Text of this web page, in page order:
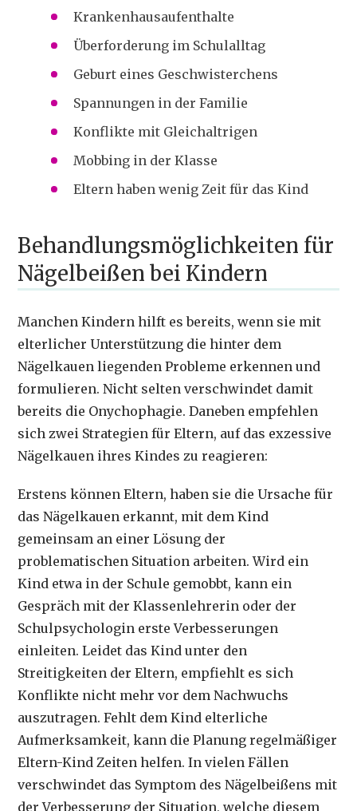
Krankenhausaufenthalte
Überforderung im Schulalltag
Geburt eines Geschwisterchens
Spannungen in der Familie
Konflikte mit Gleichaltrigen
Mobbing in der Klasse
Eltern haben wenig Zeit für das Kind
Behandlungsmöglichkeiten für
Nägelbeißen bei Kindern
Manchen Kindern hilft es bereits, wenn sie mit
elterlicher Unterstützung die hinter dem
Nägelkauen liegenden Probleme erkennen und
formulieren. Nicht selten verschwindet damit
bereits die Onychophagie. Daneben empfehlen
sich zwei Strategien für Eltern, auf das exzessive
Nägelkauen ihres Kindes zu reagieren:
Erstens können Eltern, haben sie die Ursache für
das Nägelkauen erkannt, mit dem Kind
gemeinsam an einer Lösung der
problematischen Situation arbeiten. Wird ein
Kind etwa in der Schule gemobbt, kann ein
Gespräch mit der Klassenlehrerin oder der
Schulpsychologin erste Verbesserungen
einleiten. Leidet das Kind unter den
Streitigkeiten der Eltern, empfiehlt es sich
Konflikte nicht mehr vor dem Nachwuchs
auszutragen. Fehlt dem Kind elterliche
Aufmerksamkeit, kann die Planung regelmäßiger
Eltern-Kind Zeiten helfen. In vielen Fällen
verschwindet das Symptom des Nägelbeißens mit
der Verbesserung der Situation, welche diesem